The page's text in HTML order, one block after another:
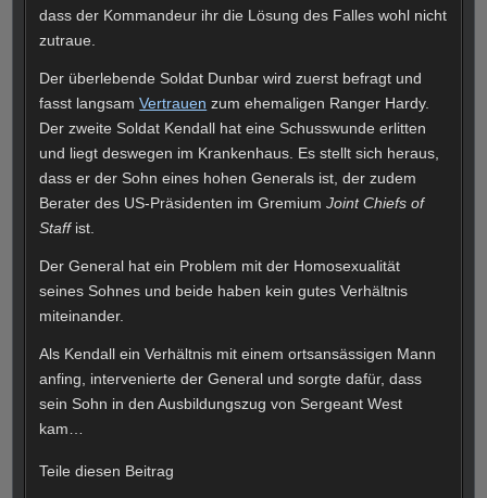
dass der Kommandeur ihr die Lösung des Falles wohl nicht
zutraue.
Der überlebende Soldat Dunbar wird zuerst befragt und
fasst langsamVertrauen zum ehemaligen Ranger Hardy.
Der zweite Soldat Kendall hat eine Schusswunde erlitten
und liegt deswegen im Krankenhaus. Es stellt sich heraus,
dass er der Sohn eines hohen Generals ist, der zudem
Berater des US-Präsidenten im GremiumJoint Chiefs of
Staffist.
Der General hat ein Problem mit der Homosexualität
seines Sohnes und beide haben kein gutes Verhältnis
miteinander.
Als Kendall ein Verhältnis mit einem ortsansässigen Mann
anfing, intervenierte der General und sorgte dafür, dass
sein Sohn in den Ausbildungszug von Sergeant West
kam…
Teile diesen Beitrag